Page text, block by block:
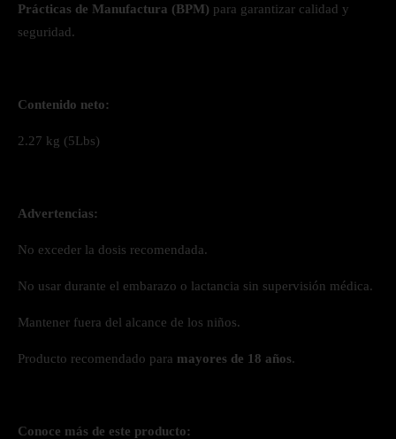
Prácticas de Manufactura (BPM) para garantizar calidad y
seguridad.
Contenido neto:
2.27 kg (5Lbs)
Advertencias:
No exceder la dosis recomendada.
No usar durante el embarazo o lactancia sin supervisión médica.
Mantener fuera del alcance de los niños.
Producto recomendado para mayores de 18 años.
Conoce más de este producto: